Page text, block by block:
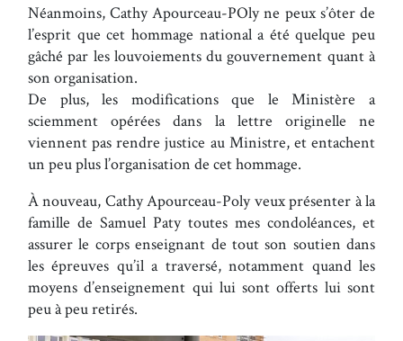
Néanmoins, Cathy Apourceau-POly ne peux s’ôter de
l’esprit que cet hommage national a été quelque peu
gâché par les louvoiements du gouvernement quant à
son organisation.
De plus, les modifications que le Ministère a
sciemment opérées dans la lettre originelle ne
viennent pas rendre justice au Ministre, et entachent
un peu plus l’organisation de cet hommage.
À nouveau, Cathy Apourceau-Poly veux présenter à la
famille de Samuel Paty toutes mes condoléances, et
assurer le corps enseignant de tout son soutien dans
les épreuves qu’il a traversé, notamment quand les
moyens d’enseignement qui lui sont offerts lui sont
peu à peu retirés.